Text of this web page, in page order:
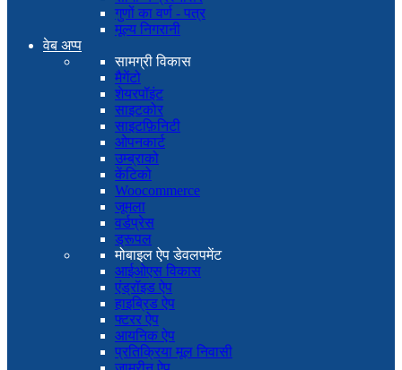
गुणों का वर्ण - पत्र
मूल्य निगरानी
वेब अप्प
सामग्री विकास
मैगेंटो
शेयरपॉइंट
साइटकोर
साइटफ़िनिटी
ओपनकार्ट
उम्ब्राको
केंटिको
Woocommerce
जूमला
वर्डप्रेस
ड्रूपल
मोबाइल ऐप डेवलपमेंट
आईओएस विकास
एंड्रॉइड ऐप
हाइब्रिड ऐप
फ्टरर ऐप
आयनिक ऐप
प्रतिक्रिया मूल निवासी